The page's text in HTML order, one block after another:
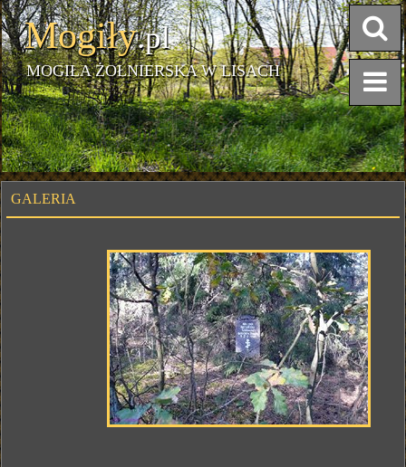
Mogiły.pl
MOGIŁA ŻOŁNIERSKA W LISACH
GALERIA